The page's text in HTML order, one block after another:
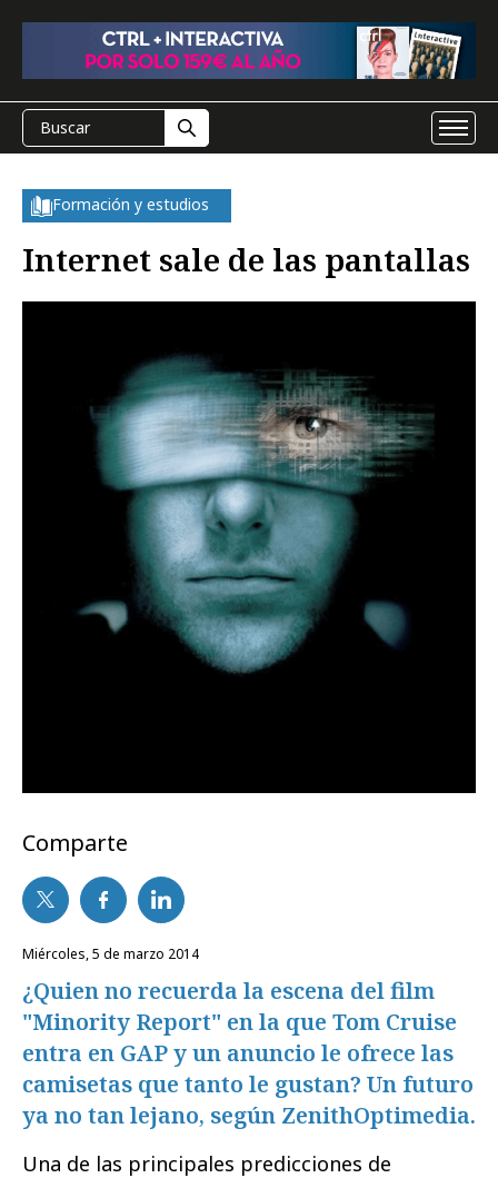
Formación y estudios
Internet sale de las pantallas
Comparte
miércoles, 5 de marzo 2014
¿Quien no recuerda la escena del film
"Minority Report" en la que Tom Cruise
entra en GAP y un anuncio le ofrece las
camisetas que tanto le gustan? Un futuro
ya no tan lejano, según ZenithOptimedia.
Una de las principales predicciones de